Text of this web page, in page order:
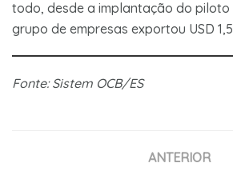
todo, desde a implantação do piloto
grupo de empresas exportou USD
Fonte: Sistem OCB/ES
ANTERIOR